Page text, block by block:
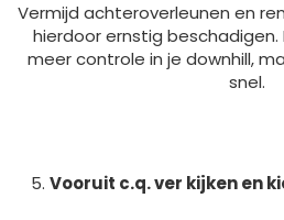
Vermijd achteroverleunen en
hierdoor ernstig
meer controle in je downhill,
snel.
Vooruit c.q. ver kijken en